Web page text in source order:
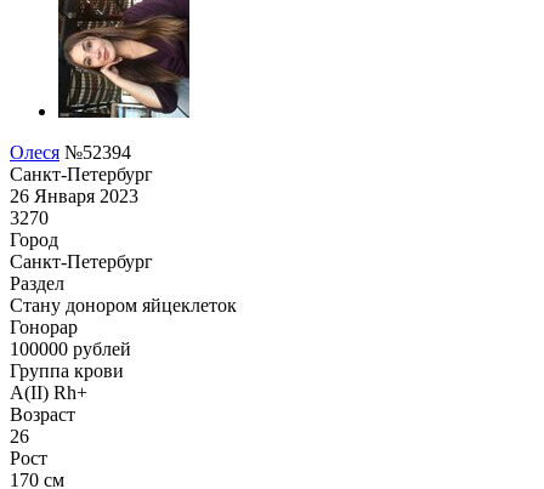
Олеся №52394
Санкт-Петербург
26 Января 2023
3270
Город
Санкт-Петербург
Раздел
Стану донором яйцеклеток
Гонoрар
100000 рублей
Группа крови
A(II) Rh+
Возраст
26
Рост
170 см